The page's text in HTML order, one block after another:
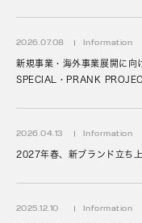
2026.07.08 Information
新規事業・海外事業展開に向
SPECIAL・PRANK
2026.04.13 Information
2027年春、新ブランド立ち
2025.12.10 Information